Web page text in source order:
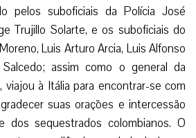
pelos suboficiais da Polícia José
Trujillo Solarte, e os suboficiais do
Luis Arturo Arcia, Luis Alfonso
assim como o general da
viajou à Itália para encontrar-se com
suas orações e intercessão
dos sequestrados colombianos. O